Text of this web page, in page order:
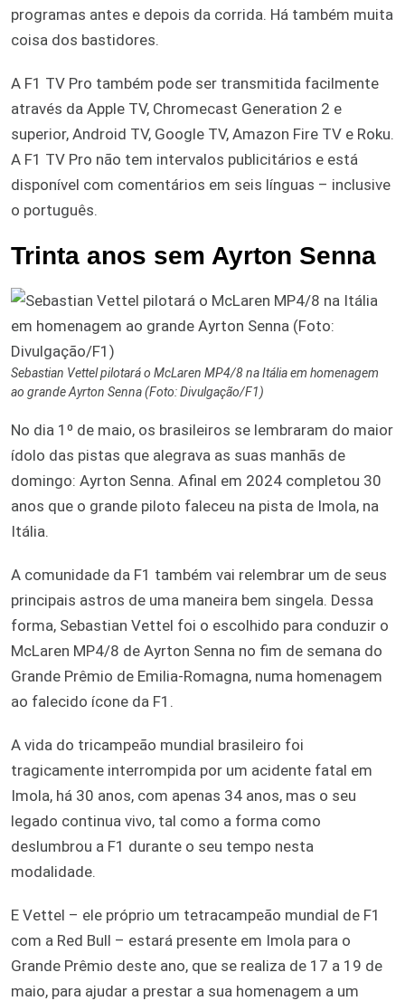
programas antes e depois da corrida. Há também muita
coisa dos bastidores.
A F1 TV Pro também pode ser transmitida facilmente
através da Apple TV, Chromecast Generation 2 e
superior, Android TV, Google TV, Amazon Fire TV e Roku.
A F1 TV Pro não tem intervalos publicitários e está
disponível com comentários em seis línguas – inclusive
o português.
Trinta anos sem Ayrton Senna
Sebastian Vettel pilotará o McLaren MP4/8 na Itália em homenagem
ao grande Ayrton Senna (Foto: Divulgação/F1)
No dia 1º de maio, os brasileiros se lembraram do maior
ídolo das pistas que alegrava as suas manhãs de
domingo: Ayrton Senna. Afinal em 2024 completou 30
anos que o grande piloto faleceu na pista de Imola, na
Itália.
A comunidade da F1 também vai relembrar um de seus
principais astros de uma maneira bem singela. Dessa
forma, Sebastian Vettel foi o escolhido para conduzir o
McLaren MP4/8 de Ayrton Senna no fim de semana do
Grande Prêmio de Emilia-Romagna, numa homenagem
ao falecido ícone da F1.
A vida do tricampeão mundial brasileiro foi
tragicamente interrompida por um acidente fatal em
Imola, há 30 anos, com apenas 34 anos, mas o seu
legado continua vivo, tal como a forma como
deslumbrou a F1 durante o seu tempo nesta
modalidade.
E Vettel – ele próprio um tetracampeão mundial de F1
com a Red Bull – estará presente em Imola para o
Grande Prêmio deste ano, que se realiza de 17 a 19 de
maio, para ajudar a prestar a sua homenagem a um